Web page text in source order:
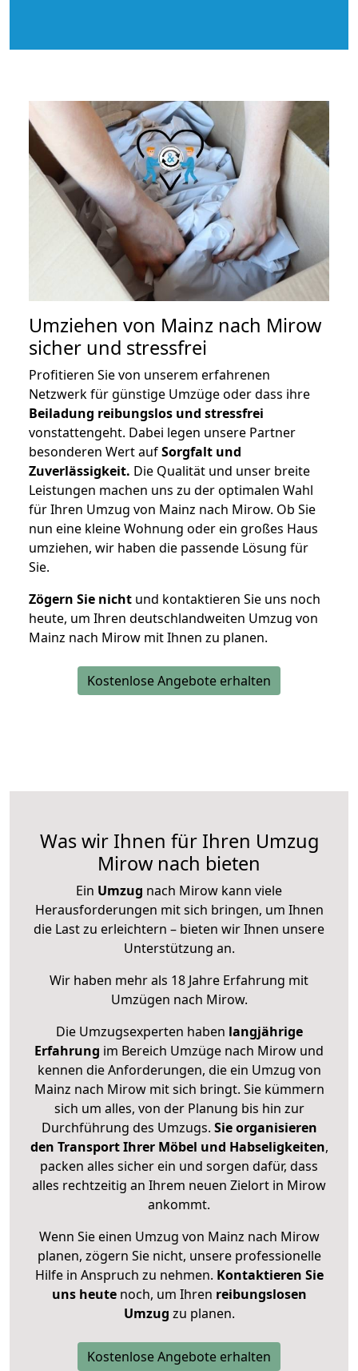
Umziehen von Mainz nach Mirow
sicher und stressfrei
Profitieren Sie von unserem erfahrenen
Netzwerk für günstige Umzüge oder dass ihre
Beiladung reibungslos und stressfrei
vonstattengeht. Dabei legen unsere Partner
besonderen Wert aufSorgfalt und
Zuverlässigkeit. Die Qualität und unser breite
Leistungen machen uns zu der optimalen Wahl
für Ihren Umzug von Mainz nach Mirow. Ob Sie
nun eine kleine Wohnung oder ein großes Haus
umziehen, wir haben die passende Lösung für
Sie.
Zögern Sie nicht und kontaktieren Sie uns noch
heute, um Ihren deutschlandweiten Umzug von
Mainz nach Mirow mit Ihnen zu planen.
Kostenlose Angebote erhalten
Was wir Ihnen für Ihren Umzug
Mirow nach bieten
Ein Umzug nach Mirow kann viele
Herausforderungen mit sich bringen, um Ihnen
die Last zu erleichtern – bieten wir Ihnen unsere
Unterstützung an.
Wir haben mehr als 18 Jahre Erfahrung mit
Umzügen nach Mirow.
Die Umzugsexperten haben langjährige
Erfahrung im Bereich Umzüge nach Mirow und
kennen die Anforderungen, die ein Umzug von
Mainz nach Mirow mit sich bringt. Sie kümmern
sich um alles, von der Planung bis hin zur
Durchführung des Umzugs. Sie organisieren
den Transport Ihrer Möbel und Habseligkeiten,
packen alles sicher ein und sorgen dafür, dass
alles rechtzeitig an Ihrem neuen Zielort in Mirow
ankommt.
Wenn Sie einen Umzug von Mainz nach Mirow
planen, zögern Sie nicht, unsere professionelle
Hilfe in Anspruch zu nehmen. Kontaktieren Sie
uns heutenoch, um Ihren reibungslosen
Umzug zu planen.
Kostenlose Angebote erhalten